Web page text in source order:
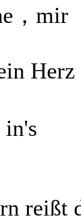
，mir
Herz
reißt